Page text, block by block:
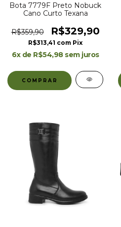
Bota 7779F Preto Nobuck
Cano Curto Texana
R$359,90 R$329,90
R$313,41 com Pix
6x de R$54,98 sem juros
COMPRAR